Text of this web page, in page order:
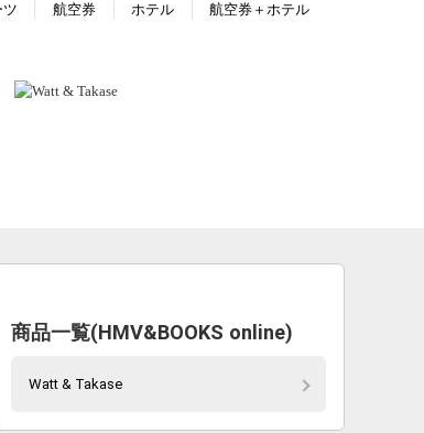
航空券 ホテル 航空券＋ホテル
商品一覧(HMV&BOOKS online)
Watt & Takase